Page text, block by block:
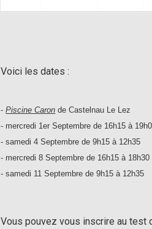
Voici les dates :
-Piscine Caron de Castelnau Le Lez
- mercredi 1er Septembre de 16h15 à
- samedi 4 Septembre de 9h15 à 12h35
- mercredi 8 Septembre de 16h15 à 18h30
- samedi 11 Septembre de 9h15 à 12h35
Vous pouvez vous inscrire au test